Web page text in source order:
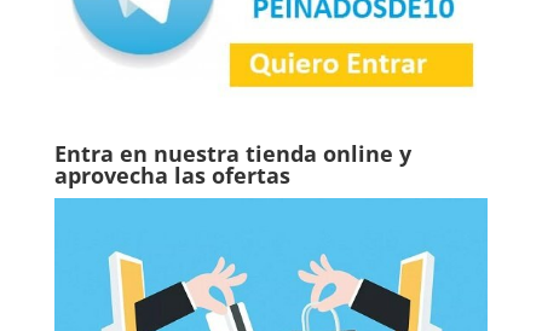
Entra en nuestra tienda online y
aprovecha las ofertas